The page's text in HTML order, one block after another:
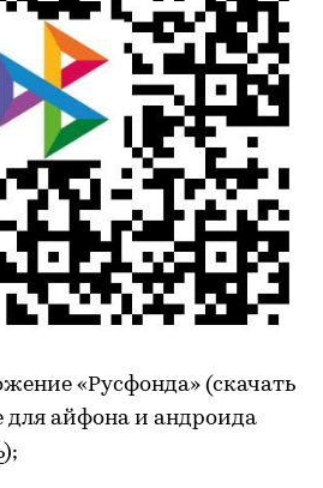
«Русфонда» (скачать
айфона и андроида
);